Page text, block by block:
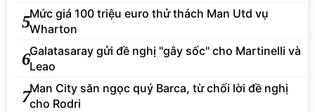
5Mức giá 100 triệu euro thử thách Man Utd vụ
Wharton
6Galatasaray gửi đề nghị "gây sốc" cho Martinelli và
Leao
7Man City săn ngọc quý Barca, từ chối lời đề nghị
cho Rodri